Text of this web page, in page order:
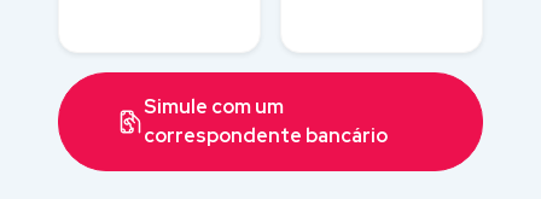
Simule com um
correspondente bancário